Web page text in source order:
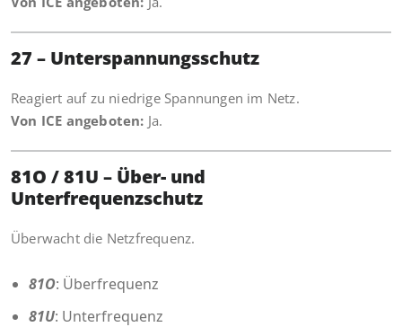
27 – Unterspannungsschutz
Reagiert auf zu niedrige Spannungen im Netz.
Von ICE angeboten: Ja.
81O / 81U – Über- und
Unterfrequenzschutz
Überwacht die Netzfrequenz.
81O: Überfrequenz
81U: Unterfrequenz